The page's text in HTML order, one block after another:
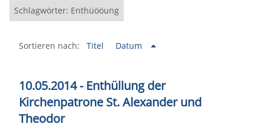
Schlagwörter: Enthüööung
Sortieren nach: Titel Datum
10.05.2014 - Enthüllung der
Kirchenpatrone St. Alexander und
Theodor